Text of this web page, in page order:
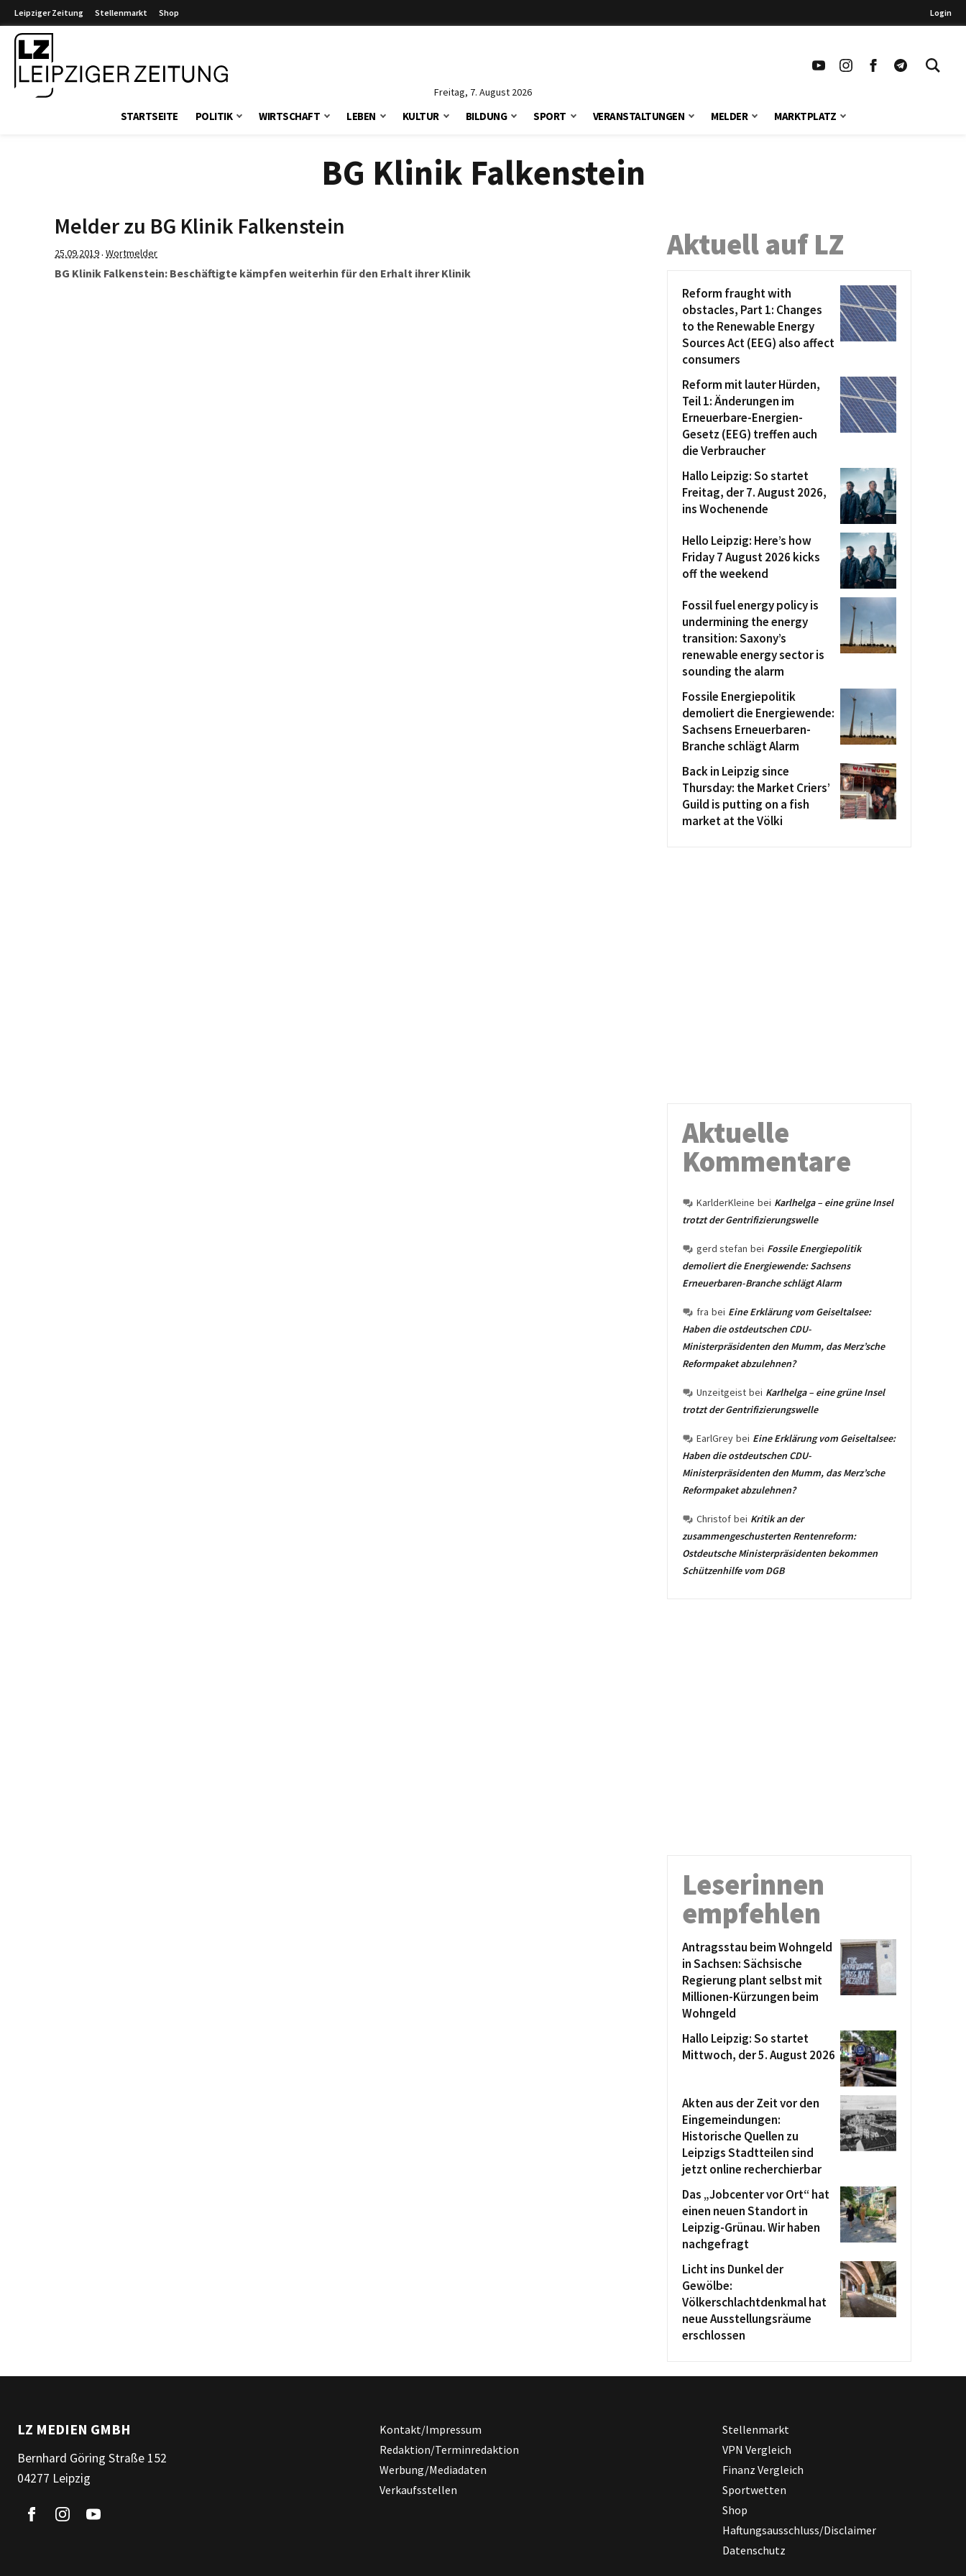
Leipziger Zeitung Stellenmarkt Shop Login
Freitag, 7. August 2026
STARTSEITE POLITIK WIRTSCHAFT LEBEN KULTUR BILDUNG SPORT VERANSTALTUNGEN MELDER MARKTPLATZ
BG Klinik Falkenstein
Melder zu BG Klinik Falkenstein
25.09.2019· Wortmelder
BG Klinik Falkenstein: Beschäftigte kämpfen weiterhin für den Erhalt ihrer Klinik
Aktuell auf LZ
Reform fraught with
obstacles, Part 1: Changes
to the Renewable Energy
Sources Act (EEG) also affect
consumers
Reform mit lauter Hürden,
Teil 1: Änderungen im
Erneuerbare-Energien-
Gesetz (EEG) treffen auch
die Verbraucher
Hallo Leipzig: So startet
Freitag, der 7. August 2026,
ins Wochenende
Hello Leipzig: Here’s how
Friday 7 August 2026 kicks
off the weekend
Fossil fuel energy policy is
undermining the energy
transition: Saxony’s
renewable energy sector is
sounding the alarm
Fossile Energiepolitik
demoliert die Energiewende:
Sachsens Erneuerbaren-
Branche schlägt Alarm
Back in Leipzig since
Thursday: the Market Criers’
Guild is putting on a fish
market at the Völki
Aktuelle
Kommentare
KarlderKleine bei Karlhelga – eine grüne Insel
trotzt der Gentrifizierungswelle
gerd stefan bei Fossile Energiepolitik
demoliert die Energiewende: Sachsens
Erneuerbaren-Branche schlägt Alarm
fra bei Eine Erklärung vom Geiseltalsee:
Haben die ostdeutschen CDU-
Ministerpräsidenten den Mumm, das Merz’sche
Reformpaket abzulehnen?
Unzeitgeist bei Karlhelga – eine grüne Insel
trotzt der Gentrifizierungswelle
EarlGrey bei Eine Erklärung vom Geiseltalsee:
Haben die ostdeutschen CDU-
Ministerpräsidenten den Mumm, das Merz’sche
Reformpaket abzulehnen?
Christof bei Kritik an der
zusammengeschusterten Rentenreform:
Ostdeutsche Ministerpräsidenten bekommen
Schützenhilfe vom DGB
Leserinnen
empfehlen
Antragsstau beim Wohngeld
in Sachsen: Sächsische
Regierung plant selbst mit
Millionen-Kürzungen beim
Wohngeld
Hallo Leipzig: So startet
Mittwoch, der 5. August 2026
Akten aus der Zeit vor den
Eingemeindungen:
Historische Quellen zu
Leipzigs Stadtteilen sind
jetzt online recherchierbar
Das „Jobcenter vor Ort“ hat
einen neuen Standort in
Leipzig-Grünau. Wir haben
nachgefragt
Licht ins Dunkel der
Gewölbe:
Völkerschlachtdenkmal hat
neue Ausstellungsräume
erschlossen
LZ MEDIEN GMBH
Bernhard Göring Straße 152
04277 Leipzig
Kontakt/Impressum
Redaktion/Terminredaktion
Werbung/Mediadaten
Verkaufsstellen
Stellenmarkt
VPN Vergleich
Finanz Vergleich
Sportwetten
Shop
Haftungsausschluss/Disclaimer
Datenschutz